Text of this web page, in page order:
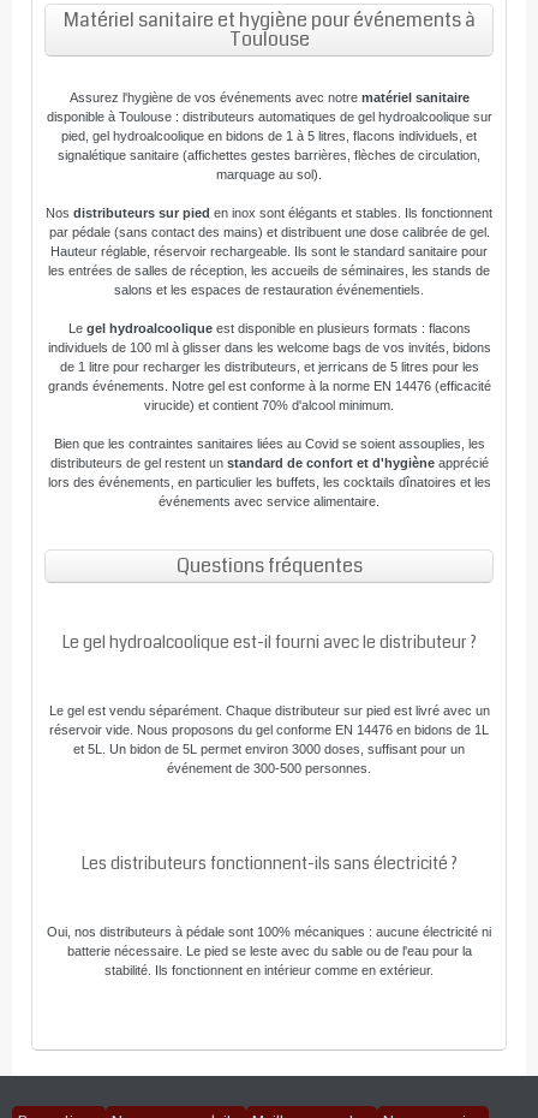
Matériel sanitaire et hygiène pour événements à
Toulouse
Assurez l'hygiène de vos événements avec notre matériel sanitaire
disponible à Toulouse : distributeurs automatiques de gel hydroalcoolique sur
pied, gel hydroalcoolique en bidons de 1 à 5 litres, flacons individuels, et
signalétique sanitaire (affichettes gestes barrières, flèches de circulation,
marquage au sol).
Nos distributeurs sur pied en inox sont élégants et stables. Ils fonctionnent
par pédale (sans contact des mains) et distribuent une dose calibrée de gel.
Hauteur réglable, réservoir rechargeable. Ils sont le standard sanitaire pour
les entrées de salles de réception, les accueils de séminaires, les stands de
salons et les espaces de restauration événementiels.
Le gel hydroalcooliqueest disponible en plusieurs formats : flacons
individuels de 100 ml à glisser dans les welcome bags de vos invités, bidons
de 1 litre pour recharger les distributeurs, et jerricans de 5 litres pour les
grands événements. Notre gel est conforme à la norme EN 14476 (efficacité
virucide) et contient 70% d'alcool minimum.
Bien que les contraintes sanitaires liées au Covid se soient assouplies, les
distributeurs de gel restent un standard de confort et d'hygièneapprécié
lors des événements, en particulier les buffets, les cocktails dînatoires et les
événements avec service alimentaire.
Questions fréquentes
Le gel hydroalcoolique est-il fourni avec le distributeur ?
Le gel est vendu séparément. Chaque distributeur sur pied est livré avec un
réservoir vide. Nous proposons du gel conforme EN 14476 en bidons de 1L
et 5L. Un bidon de 5L permet environ 3000 doses, suffisant pour un
événement de 300-500 personnes.
Les distributeurs fonctionnent-ils sans électricité ?
Oui, nos distributeurs à pédale sont 100% mécaniques : aucune électricité ni
batterie nécessaire. Le pied se leste avec du sable ou de l'eau pour la
stabilité. Ils fonctionnent en intérieur comme en extérieur.